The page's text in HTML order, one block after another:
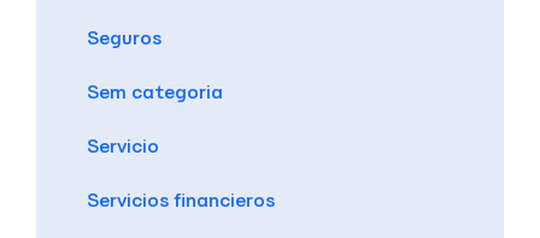
Seguros
Sem categoria
Servicio
Servicios financieros